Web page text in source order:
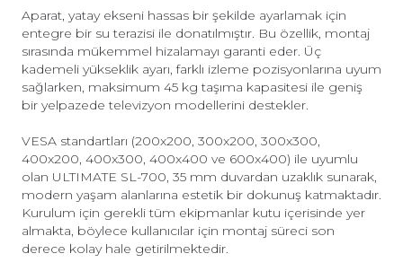
Aparat, yatay ekseni hassas bir şekilde ayarlamak için
entegre bir su terazisi ile donatılmıştır. Bu özellik, montaj
sırasında mükemmel hizalamayı garanti eder. Üç
kademeli yükseklik ayarı, farklı izleme pozisyonlarına uyum
sağlarken, maksimum 45 kg taşıma kapasitesi ile geniş
bir yelpazede televizyon modellerini destekler.
VESA standartları (200x200, 300x200, 300x300,
400x200, 400x300, 400x400 ve 600x400) ile uyumlu
olan ULTIMATE SL-700, 35 mm duvardan uzaklık sunarak,
modern yaşam alanlarına estetik bir dokunuş katmaktadır.
Kurulum için gerekli tüm ekipmanlar kutu içerisinde yer
almakta, böylece kullanıcılar için montaj süreci son
derece kolay hale getirilmektedir.